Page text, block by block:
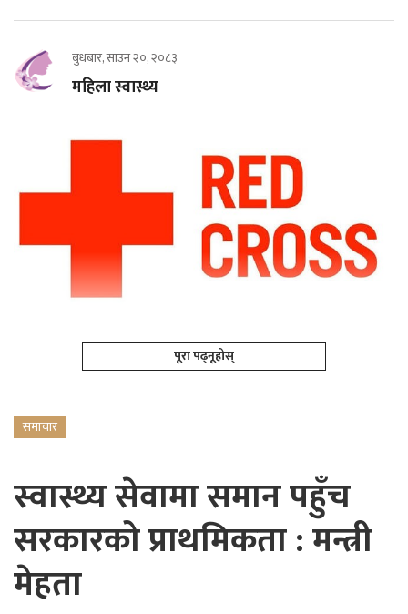
बुधबार, साउन २०, २०८३
महिला स्वास्थ्य
पूरा पढ्नूहोस्
समाचार
स्वास्थ्य सेवामा समान पहुँच
सरकारको प्राथमिकता : मन्त्री
मेहता